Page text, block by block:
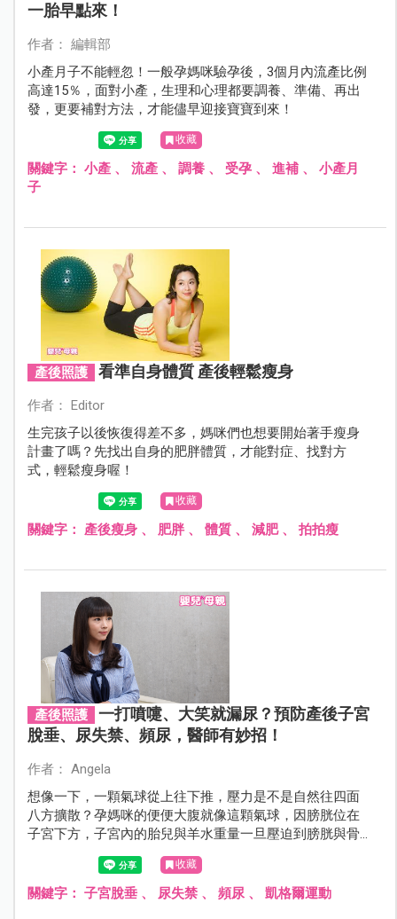
一胎早點來！
作者： 編輯部
小產月子不能輕忽！一般孕媽咪驗孕後，3個月內流產比例
高達15％，面對小產，生理和心理都要調養、準備、再出
發，更要補對方法，才能儘早迎接寶寶到來！
收藏
關鍵字： 小產、 流產、 調養、 受孕、 進補、 小產月
子
產後照護 看準自身體質 產後輕鬆瘦身
作者： Editor
生完孩子以後恢復得差不多，媽咪們也想要開始著手瘦身
計畫了嗎？先找出自身的肥胖體質，才能對症、找對方
式，輕鬆瘦身喔！
收藏
關鍵字： 產後瘦身、 肥胖、 體質、 減肥、 拍拍瘦
產後照護
一打噴嚏、大笑就漏尿？預防產後子宮
脫垂、尿失禁、頻尿，醫師有妙招！
作者： Angela
想像一下，一顆氣球從上往下推，壓力是不是自然往四面
八方擴散？孕媽咪的便便大腹就像這顆氣球，因膀胱位在
子宮下方，子宮內的胎兒與羊水重量一旦壓迫到膀胱與骨
盆底，就是造成頻尿、尿失禁的元凶！產後媽咪若未有足
夠休息，脆弱的骨盆底組織未能恢復正常，此時若加上腹
壓重力，容易導致子宮脫垂。如何解除這些困擾？專家教
收藏
關鍵字： 子宮脫垂、 尿失禁、 頻尿、 凱格爾運動